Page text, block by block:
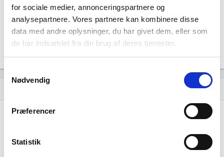
for sociale medier, annonceringspartnere og
analysepartnere. Vores partnere kan kombinere disse
data med andre oplysninger, du har givet dem, eller som
de har indsamlet fra din brug af deres tjenester.
Samtykkevalg
Nødvendig
Præferencer
StatistikElsebeth Molberg Thing tiltrådte som interessenter.